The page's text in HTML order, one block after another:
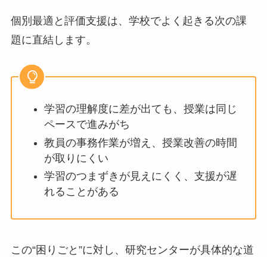
個別最適と評価支援は、学校でよく起きる次の課
題に直結します。
学習の理解度に差が出ても、授業は同じ
ペースで進みがち
教員の事務作業が増え、授業改善の時間
が取りにくい
学習のつまずきが見えにくく、支援が遅
れることがある
この“困りごと”に対し、研究センターが具体的な道